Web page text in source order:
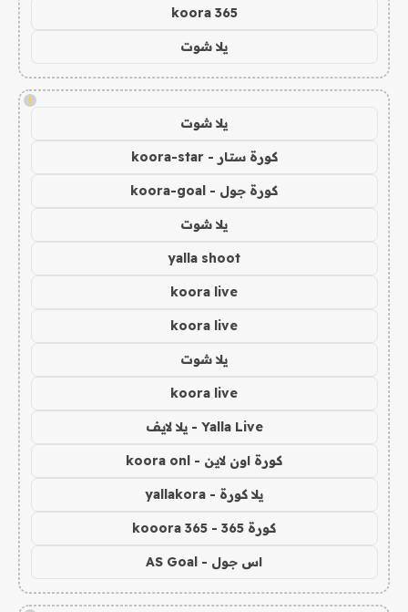
koora 365
يلا شوت
!
يلا شوت
كورة ستار - koora-star
كورة جول - koora-goal
يلا شوت
yalla shoot
koora live
koora live
يلا شوت
koora live
Yalla Live - يلا لايف
كورة اون لاين - koora onl
يلا كورة - yallakora
كورة 365 - kooora 365
اس جول - AS Goal